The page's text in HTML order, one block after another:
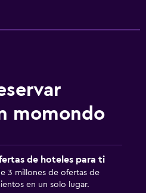
momondo
de hoteles para ti
3 millones de ofertas de
en un solo lugar.